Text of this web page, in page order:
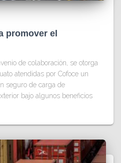
promover el
de colaboración, se otorga
atendidas por Cofoce un
seguro de carga de
bajo algunos beneficios